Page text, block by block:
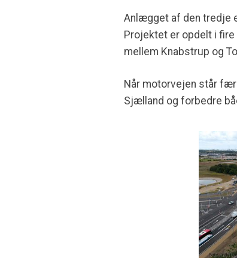
Anlægget af den tredje
Projektet er opdelt i
mellem Knabstrup og
Når motorvejen står
Sjælland og forbedre